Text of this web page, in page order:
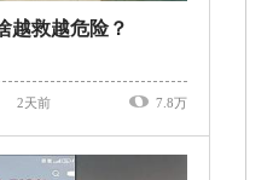
越救越危险？
2天前 7.8万